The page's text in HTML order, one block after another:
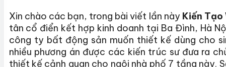
Xin chào các bạn, trong bài viết lần này Kiến Tạo
tân cổ điển kết hợp kinh doanh tại Ba Đình, Hà
công ty bất động sản muốn thiết kế dùng cho
nhiều phương án được các kiến trúc sư đưa ra
thiết kế cảnh quan cho ngôi nhà phố 7 tầng này.